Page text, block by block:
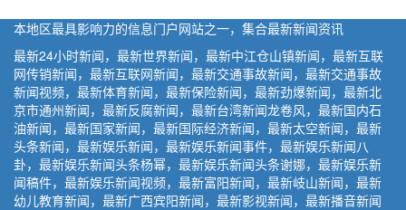
本地区最具影响力的信息门户网站之一，集合最新新闻资讯
最新24小时新闻，最新世界新闻，最新中江仓山镇新闻，最新互联
网传销新闻，最新互联网新闻，最新交通事故新闻，最新交通事故
新闻视频，最新体育新闻，最新保险新闻，最新劲爆新闻，最新北
京市通州新闻，最新反腐新闻，最新台湾新闻龙卷风，最新国内石
油新闻，最新国家新闻，最新国际经济新闻，最新太空新闻，最新
头条新闻，最新娱乐新闻，最新娱乐新闻事件，最新娱乐新闻八
卦，最新娱乐新闻头条杨幂，最新娱乐新闻头条谢娜，最新娱乐新
闻稿件，最新娱乐新闻视频，最新富阳新闻，最新岐山新闻，最新
幼儿教育新闻，最新广西宾阳新闻，最新影视新闻，最新播音新闻